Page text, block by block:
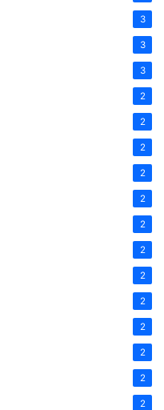
3
3
3
2
2
2
2
2
2
2
2
2
2
2
2
2